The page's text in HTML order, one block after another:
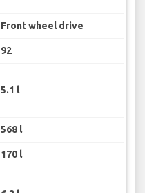
Front wheel drive
92
5.1 l
568 l
170 l